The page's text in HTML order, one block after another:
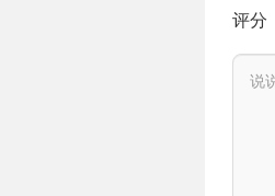
评分